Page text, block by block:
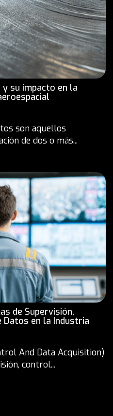
su impacto en la
son aquellos
de dos o más...
de Supervisión,
Datos en la Industria
And Data Acquisition)
control...